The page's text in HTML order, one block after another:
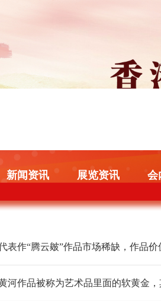
新闻资讯 展览资讯 会
表作“腾云皴”作品市场稀缺，作品
河作品被称为艺术品里面的软黄金